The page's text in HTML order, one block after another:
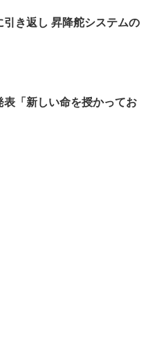
き返し 昇降舵システムの
「新しい命を授かってお